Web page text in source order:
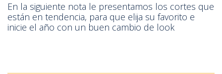
En la siguiente nota le presentamos los cortes que
están en tendencia, para que elija su favorito e
inicie el año con un buen cambio de look